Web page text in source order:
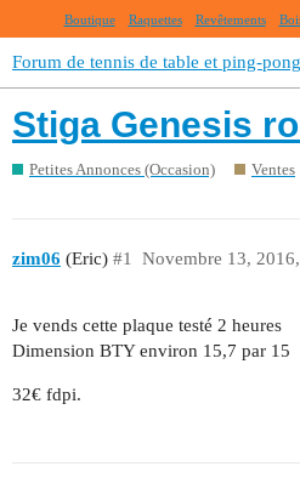
Boutique Raquettes Revêtements
Forum de tennis de table et ping-pong
Stiga Genesis
Petites Annonces (Occasion) Ventes
zim06 (Eric) Novembre 13,
#1
Je vends cette plaque testé 2 heures
Dimension BTY environ 15,7 par 15
32€ fdpi.